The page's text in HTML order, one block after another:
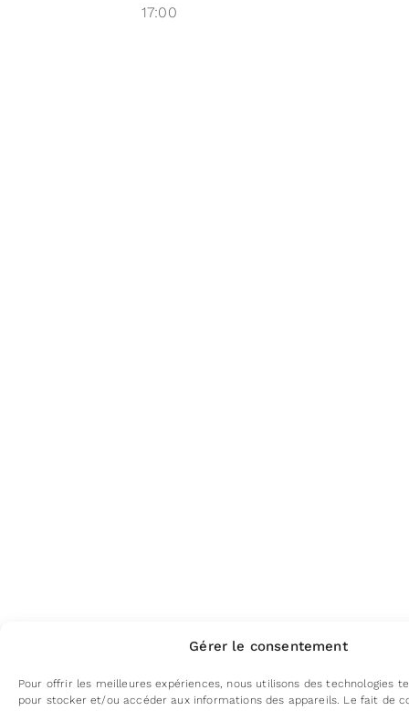
Gérer le consentement
Pour offrir les meilleures expériences, nous utilisons des technologies
pour stocker et/ou accéder aux informations des appareils. Le fait de
17:00